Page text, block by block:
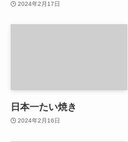
2024年2月17日
日本一たい焼き
2024年2月16日